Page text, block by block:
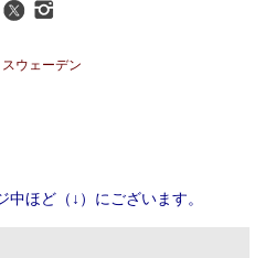
スウェーデン
中ほど（↓）にございます。